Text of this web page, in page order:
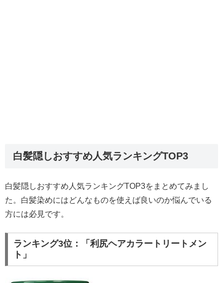
白髪隠しおすすめ人気ランキングTOP3
白髪隠しおすすめ人気ランキングTOP3をまとめてみまし
た。白髪染めにはどんなものを使えば良いのか悩んでいる
方には必見です。
ランキング3位：「利尻ヘアカラートリートメン
ト」